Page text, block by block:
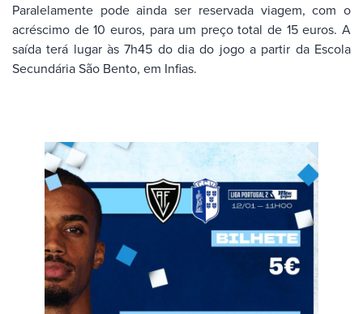
Paralelamente pode ainda ser reservada viagem, com o
acréscimo de 10 euros, para um preço total de 15 euros. A
saída terá lugar às 7h45 do dia do jogo a partir da Escola
Secundária São Bento, em Infias.